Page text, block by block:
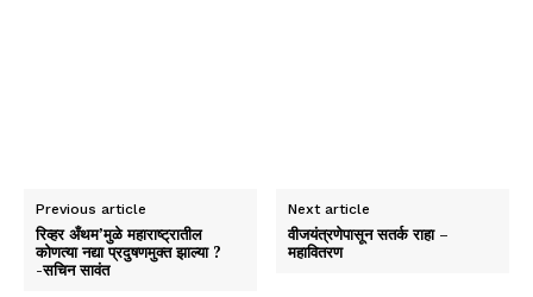
Previous article
रिव्हर अँथम’मुळे महाराष्ट्रातील
कोणत्या नद्या प्रदुषणमुक्त झाल्या ?
-सचिन सावंत
Next article
वीजयंत्रणेपासून सतर्क राहा –
महावितरण